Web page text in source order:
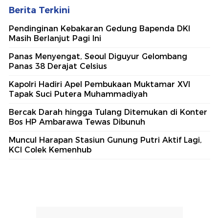
Berita Terkini
Pendinginan Kebakaran Gedung Bapenda DKI
Masih Berlanjut Pagi Ini
Panas Menyengat, Seoul Diguyur Gelombang
Panas 38 Derajat Celsius
Kapolri Hadiri Apel Pembukaan Muktamar XVI
Tapak Suci Putera Muhammadiyah
Bercak Darah hingga Tulang Ditemukan di Konter
Bos HP Ambarawa Tewas Dibunuh
Muncul Harapan Stasiun Gunung Putri Aktif Lagi,
KCI Colek Kemenhub